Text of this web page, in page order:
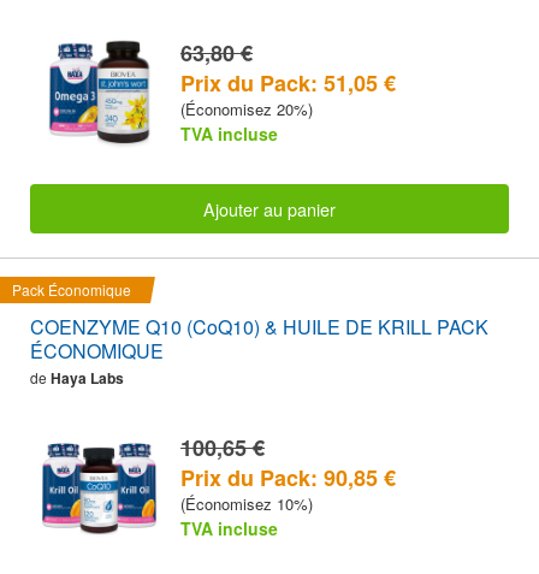
63,80 €
Prix du Pack: 51,05 €
(Économisez 20%)
TVA incluse
Ajouter au panier
Pack Économique
COENZYME Q10 (CoQ10) & HUILE DE KRILL PACK
ÉCONOMIQUE
de Haya Labs
100,65 €
Prix du Pack: 90,85 €
(Économisez 10%)
TVA incluse